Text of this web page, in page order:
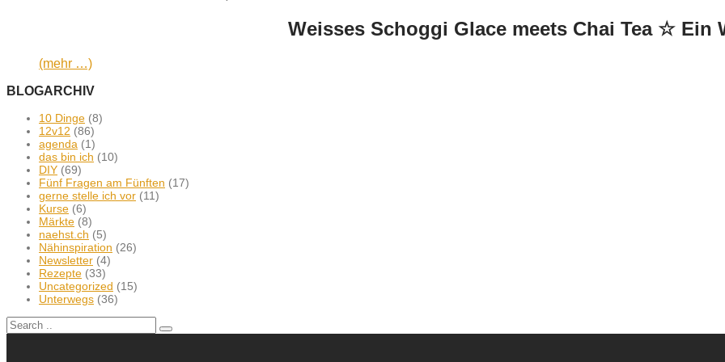
Weisses Schoggi Glace meets Chai Tea ☆ Ein
(mehr …)
BLOGARCHIV
10 Dinge (8)
12v12 (86)
agenda (1)
das bin ich (10)
DIY (69)
Fünf Fragen am Fünften (17)
gerne stelle ich vor (11)
Kurse (6)
Märkte (8)
naehst.ch (5)
Nähinspiration (26)
Newsletter (4)
Rezepte (33)
Uncategorized (15)
Unterwegs (36)